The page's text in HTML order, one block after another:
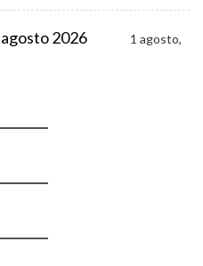
2026
1 agosto,